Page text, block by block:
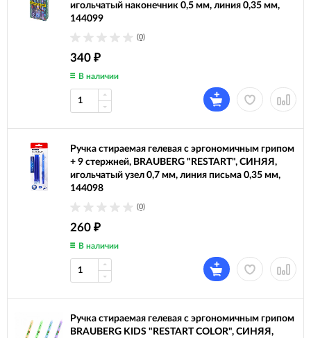
игольчатый наконечник 0,5 мм, линия 0,35 мм,
144099
(0)
340 ₽
В наличии
Ручка стираемая гелевая с эргономичным грипом
+ 9 стержней, BRAUBERG "RESTART", СИНЯЯ,
игольчатый узел 0,7 мм, линия письма 0,35 мм,
144098
(0)
260 ₽
В наличии
Ручка стираемая гелевая с эргономичным грипом
BRAUBERG KIDS "RESTART COLOR", СИНЯЯ,